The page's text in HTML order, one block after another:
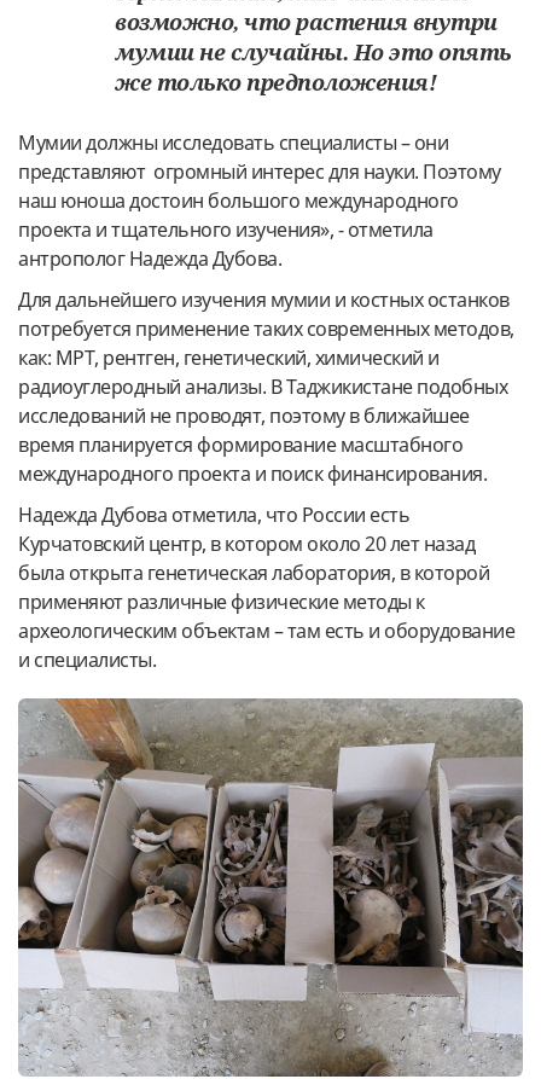
возможно, что растения внутри
мумии не случайны. Но это опять
же только предположения!
Мумии должны исследовать специалисты – они
представляют огромный интерес для науки. Поэтому
наш юноша достоин большого международного
проекта и тщательного изучения», - отметила
антрополог Надежда Дубова.
Для дальнейшего изучения мумии и костных останков
потребуется применение таких современных методов,
как: МРТ, рентген, генетический, химический и
радиоуглеродный анализы. В Таджикистане подобных
исследований не проводят, поэтому в ближайшее
время планируется формирование масштабного
международного проекта и поиск финансирования.
Надежда Дубова отметила, что России есть
Курчатовский центр, в котором около 20 лет назад
была открыта генетическая лаборатория, в которой
применяют различные физические методы к
археологическим объектам – там есть и оборудование
и специалисты.